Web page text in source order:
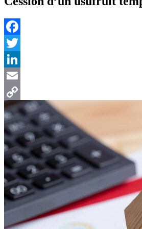
Facebook
Twitter
LinkedIn
Email
Copy
Link